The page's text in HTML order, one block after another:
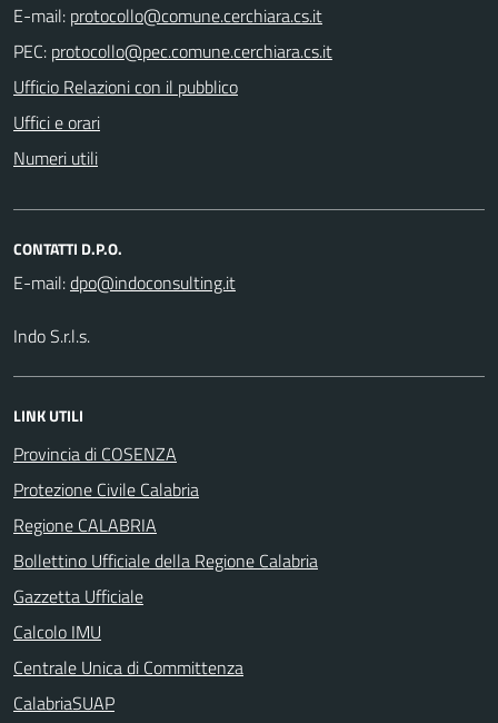
E-mail:
PEC:
Ufficio Relazioni con il pubblico
Uffici e orari
Numeri utili
CONTATTI D.P.O.
E-mail:
Indo S.r.l.s.
LINK UTILI
Provincia di COSENZA
Protezione Civile Calabria
Regione CALABRIA
Bollettino Ufficiale della Regione Calabria
Gazzetta Ufficiale
Calcolo IMU
Centrale Unica di Committenza
CalabriaSUAP